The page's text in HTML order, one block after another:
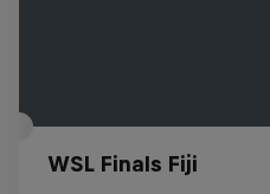
WSL Finals Fiji